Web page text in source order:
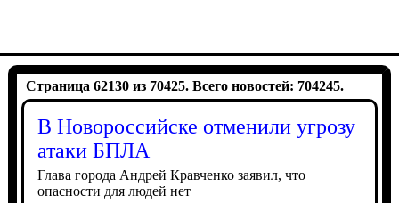
Страница 62130 из 70425. Всего новостей: 704245.
В Новороссийске отменили угрозу
атаки БПЛА
Глава города Андрей Кравченко заявил, что
опасности для людей нет